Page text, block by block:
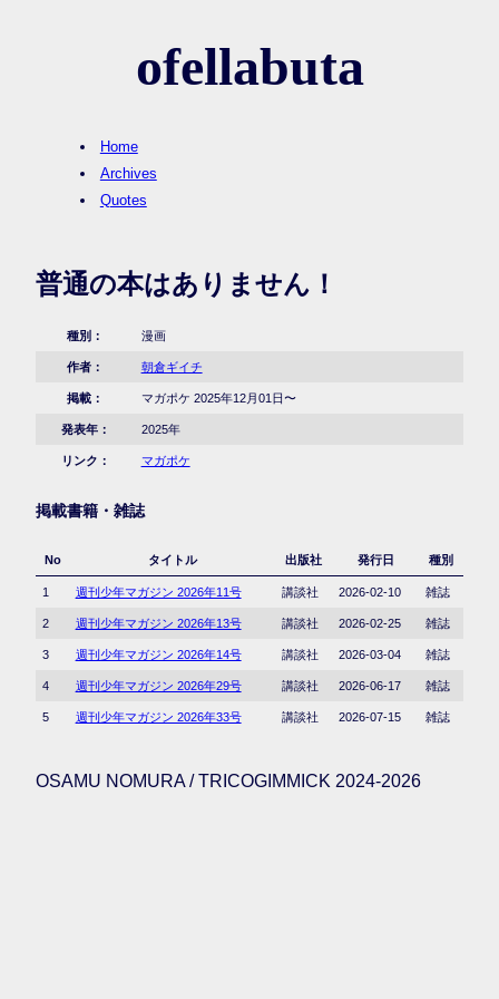
ofellabuta
Home
Archives
Quotes
普通の本はありません！
種別： 漫画
作者： 朝倉ギイチ
掲載： マガポケ 2025年12月01日〜
発表年： 2025年
リンク： マガポケ
掲載書籍・雑誌
No タイトル 出版社 発行日 種別
1 週刊少年マガジン 2026年11号 講談社 2026-02-10 雑誌
2 週刊少年マガジン 2026年13号 講談社 2026-02-25 雑誌
3 週刊少年マガジン 2026年14号 講談社 2026-03-04 雑誌
4 週刊少年マガジン 2026年29号 講談社 2026-06-17 雑誌
5 週刊少年マガジン 2026年33号 講談社 2026-07-15 雑誌
OSAMU NOMURA / TRICOGIMMICK 2024-2026